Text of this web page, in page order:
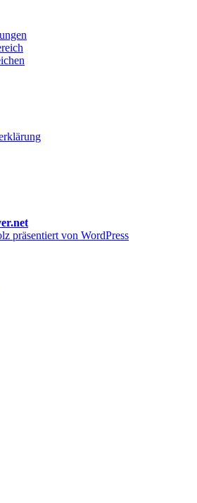
präsentiert von WordPress